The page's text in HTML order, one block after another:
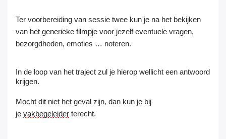
Ter voorbereiding van sessie twee kun je na het bekijken
van het generieke filmpje voor jezelf eventuele vragen,
bezorgdheden, emoties … noteren.
In de loop van het traject zul je hierop wellicht een antwoord
krijgen.
Mocht dit niet het geval zijn, dan kun je bij
je vakbegeleider terecht.